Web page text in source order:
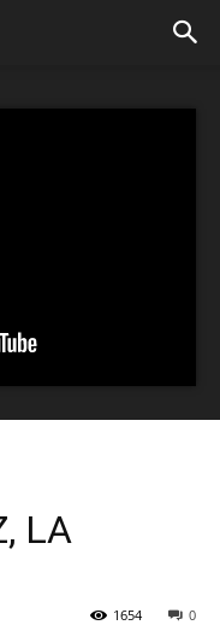
LA
0
1654